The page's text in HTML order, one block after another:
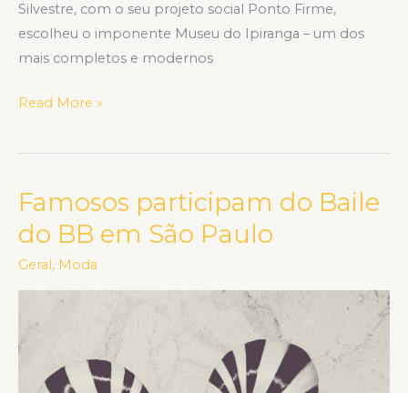
Silvestre, com o seu projeto social Ponto Firme,
escolheu o imponente Museu do Ipiranga – um dos
mais completos e modernos
Read More »
Famosos participam do Baile
do BB em São Paulo
Geral, Moda
Famosos
participam
do
Baile
BB
em